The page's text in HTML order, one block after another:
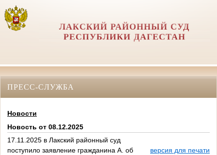
ЛАКСКИЙ РАЙОННЫЙ СУД
РЕСПУБЛИКИ ДАГЕСТАН
ПРЕСС-СЛУЖБА
Новости
Новость от 08.12.2025
17.11.2025 в Лакский районный суд
поступило заявление гражданина А. об
версия для печати